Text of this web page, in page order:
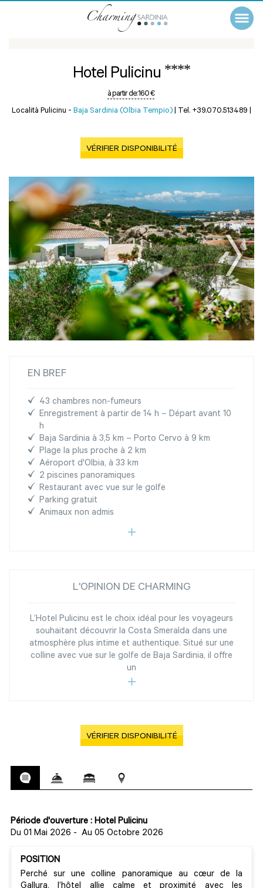
Hotel Pulicinu ****
à partir de:160 €
Località Pulicinu - Baja Sardinia (Olbia Tempio) | Tel. +39.070.513489 |
VÉRIFIER DISPONIBILITÉ
EN BREF
43 chambres non-fumeurs
Enregistrement à partir de 14 h – Départ avant 10
h
Baja Sardinia à 3,5 km – Porto Cervo à 9 km
Plage la plus proche à 2 km
Aéroport d'Olbia, à 33 km
2 piscines panoramiques
Restaurant avec vue sur le golfe
Parking gratuit
Animaux non admis
L'OPINION DE CHARMING
L’Hotel Pulicinu est le choix idéal pour les voyageurs
souhaitant découvrir la Costa Smeralda dans une
atmosphère plus intime et authentique. Situé sur une
colline avec vue sur le golfe de Baja Sardinia, il offre
un
VÉRIFIER DISPONIBILITÉ
Période d'ouverture : Hotel Pulicinu
Du 01 Mai 2026 - Au 05 Octobre 2026
POSITION
Perché sur une colline panoramique au cœur de la